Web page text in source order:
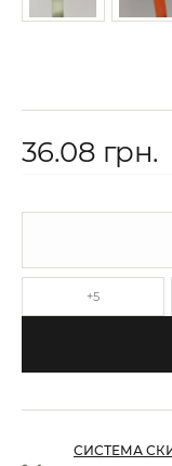
36.08 грн.
+5
СИСТЕМА